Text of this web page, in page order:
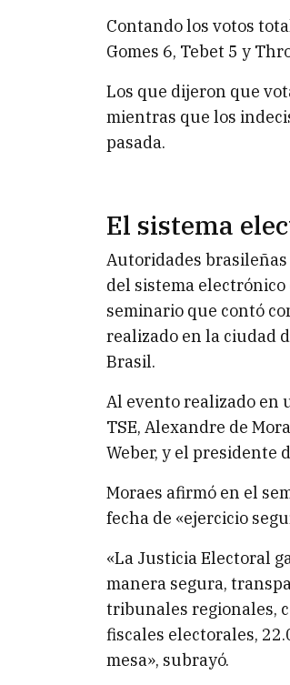
Contando los votos
Gomes 6, Tebet 5 y
Los que dijeron que
mientras que los
pasada.
El sistema
Autoridades
del sistema
seminario que contó
realizado en la ciudad
Brasil.
Al evento realizado en
TSE, Alexandre de
Weber, y el presidente
Moraes afirmó en el
fecha de «ejercicio
«La Justicia Electoral
manera segura,
tribunales regionales,
fiscales electorales,
mesa», subrayó.